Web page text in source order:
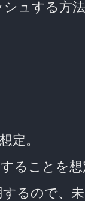
ュする方
定。
ることを想
るので、